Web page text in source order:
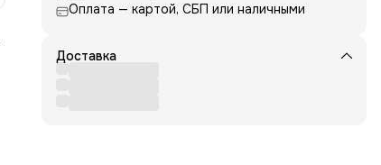
Оплата — картой, СБП или наличными
Доставка